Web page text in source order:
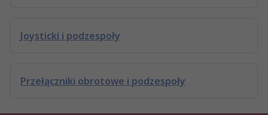
Joysticki i podzespoły
Przełączniki obrotowe i podzespoły